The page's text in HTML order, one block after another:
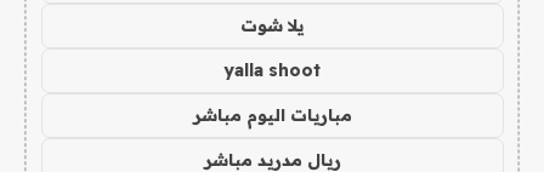
يلا شوت
yalla shoot
مباريات اليوم مباشر
ريال مدريد مباشر